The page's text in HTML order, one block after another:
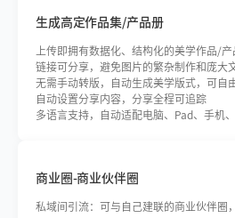
生成高定作品集/产品册
上传即拥有数据化、结构化的美学作品/产
链接可分享，避免图片的繁杂制作和庞大
无需手动转版，自动生成美学版式，可自
自动设置分享内容，分享全程可追踪
多语言支持，自动适配电脑、Pad、手机
商业圈-商业伙伴圈
私域间引流：可与自己建联的商业伙伴圈